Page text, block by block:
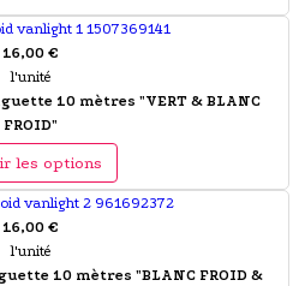
16,00 €
l'unité
10 mètres "VERT & BLANC
FROID"
les options
16,00 €
l'unité
10 mètres "BLANC FROID &